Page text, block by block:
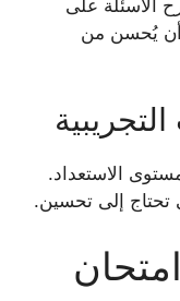
الأسئلة على
أن يُحسن من
الاستعداد.
تحتاج إلى تحسين.